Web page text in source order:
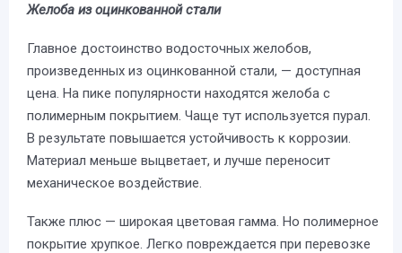
Желоба из оцинкованной стали
Главное достоинство водосточных желобов,
произведенных из оцинкованной стали, — доступная
цена. На пике популярности находятся желоба с
полимерным покрытием. Чаще тут используется пурал.
В результате повышается устойчивость к коррозии.
Материал меньше выцветает, и лучше переносит
механическое воздействие.
Также плюс — широкая цветовая гамма. Но полимерное
покрытие хрупкое. Легко повреждается при перевозке